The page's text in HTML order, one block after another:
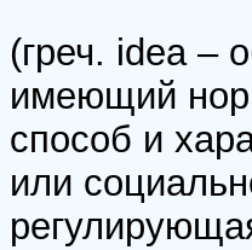
(греч. idea –
имеющий
способ и
или